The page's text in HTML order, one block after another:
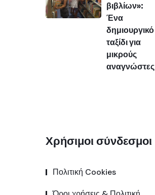
βιβλίων»:
Ένα
δημιουργικό
ταξίδι για
μικρούς
αναγνώστες
Χρήσιμοι σύνδεσμοι
Πολιτική Cookies